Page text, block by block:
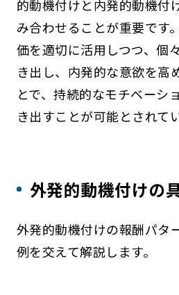
的動機付けと内発的動機付
み合わせることが重要です
価を適切に活用しつつ、個
き出し、内発的な意欲を高
とで、持続的なモチベーシ
き出すことが可能とされて
外発的動機付けの
外発的動機付けの報酬パタ
例を交えて解説します。